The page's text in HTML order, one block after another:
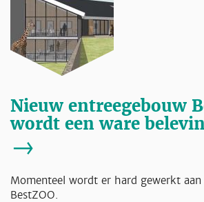
Nieuw entreegebouw
wordt een ware
Momenteel wordt er hard gewerkt
BestZOO.